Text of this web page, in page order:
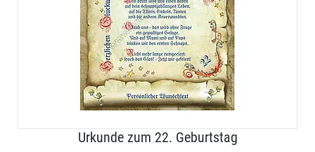
Urkunde zum 22. Geburtstag